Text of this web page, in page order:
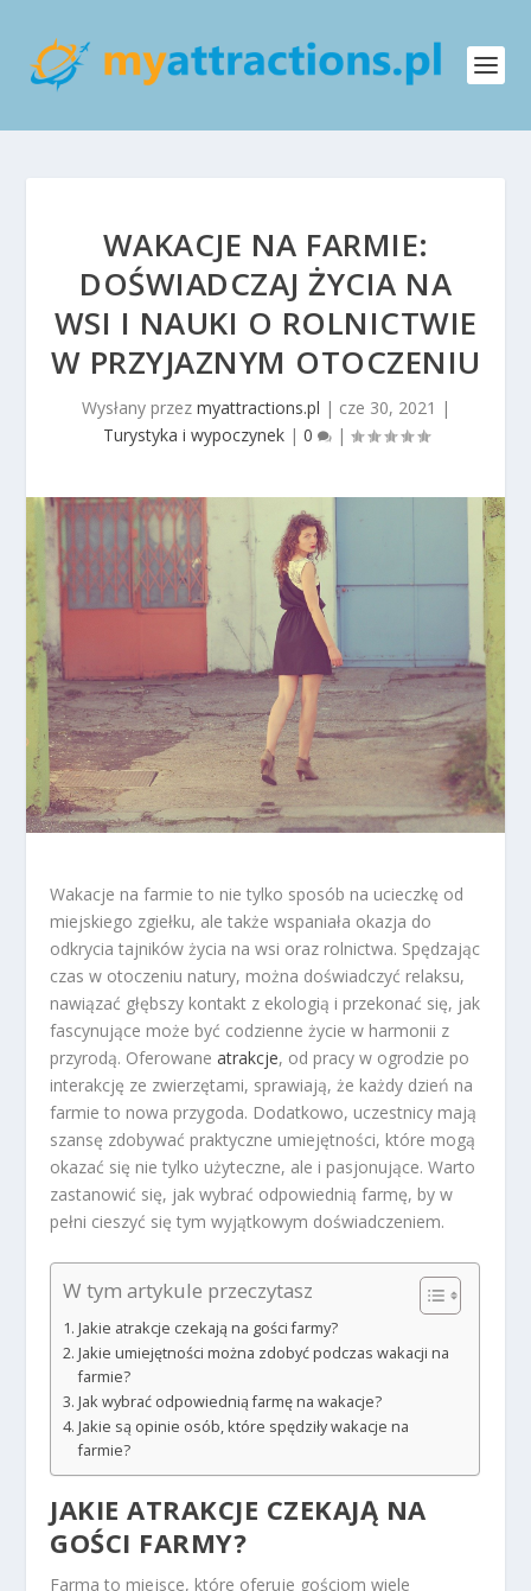
WAKACJE NA FARMIE:
DOŚWIADCZAJ ŻYCIA NA
WSI I NAUKI O ROLNICTWIE
W PRZYJAZNYM OTOCZENIU
Wysłany przez myattractions.pl | cze 30, 2021 |
Turystyka i wypoczynek| 0 |
Wakacje na farmie to nie tylko sposób na ucieczkę od
miejskiego zgiełku, ale także wspaniała okazja do
odkrycia tajników życia na wsi oraz rolnictwa. Spędzając
czas w otoczeniu natury, można doświadczyć relaksu,
nawiązać głębszy kontakt z ekologią i przekonać się, jak
fascynujące może być codzienne życie w harmonii z
przyrodą. Oferowaneatrakcje, od pracy w ogrodzie po
interakcję ze zwierzętami, sprawiają, że każdy dzień na
farmie to nowa przygoda. Dodatkowo, uczestnicy mają
szansę zdobywać praktyczne umiejętności, które mogą
okazać się nie tylko użyteczne, ale i pasjonujące. Warto
zastanowić się, jak wybrać odpowiednią farmę, by w
pełni cieszyć się tym wyjątkowym doświadczeniem.
W tym artykule przeczytasz
Jakie atrakcje czekają na gości farmy?
Jakie umiejętności można zdobyć podczas wakacji na
farmie?
Jak wybrać odpowiednią farmę na wakacje?
Jakie są opinie osób, które spędziły wakacje na
farmie?
JAKIE ATRAKCJE CZEKAJĄ NA
GOŚCI FARMY?
Farma to miejsce, które oferuje gościom wiele